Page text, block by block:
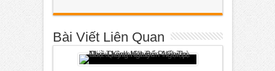
Bài Viết Liên Quan